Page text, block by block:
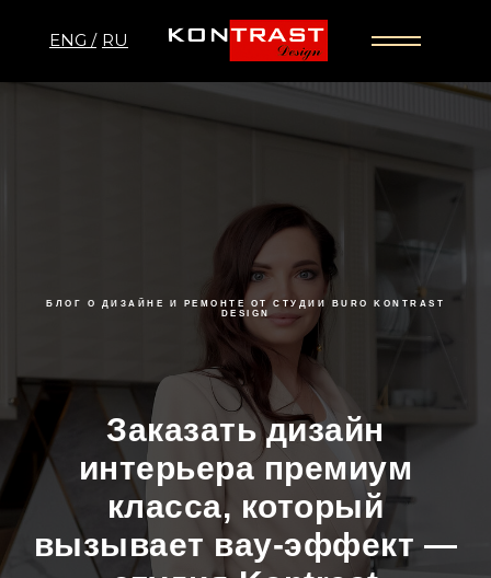
ENG / RU
БЛОГ О ДИЗАЙНЕ И РЕМОНТЕ ОТ СТУДИИ BURO KONTRAST
DESIGN
Заказать дизайн
интерьера премиум
класса, который
вызывает вау-эффект —